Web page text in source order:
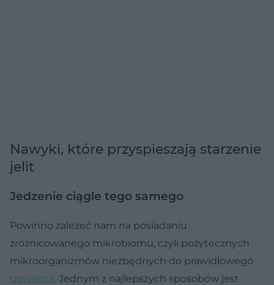
Nawyki, które przyspieszają starzenie
jelit
Jedzenie ciągle tego samego
Powinno zależeć nam na posiadaniu
zróżnicowanego mikrobiomu, czyli pożytecznych
mikroorganizmów niezbędnych do prawidłowego
trawienia. Jednym z najlepszych sposobów jest